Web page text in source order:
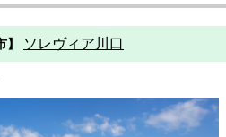
】 ソレヴィア川口